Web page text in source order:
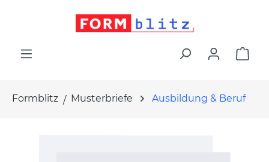
Formblitz Musterbriefe Ausbildung & Beruf